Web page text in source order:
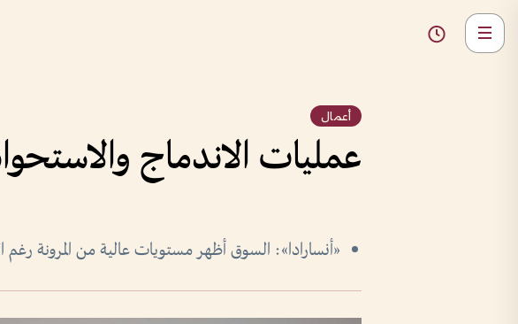
أعمال
عمليات الاندماج
«أنسارادا»: السوق أظهر مستويات عالية من المرونة رغم